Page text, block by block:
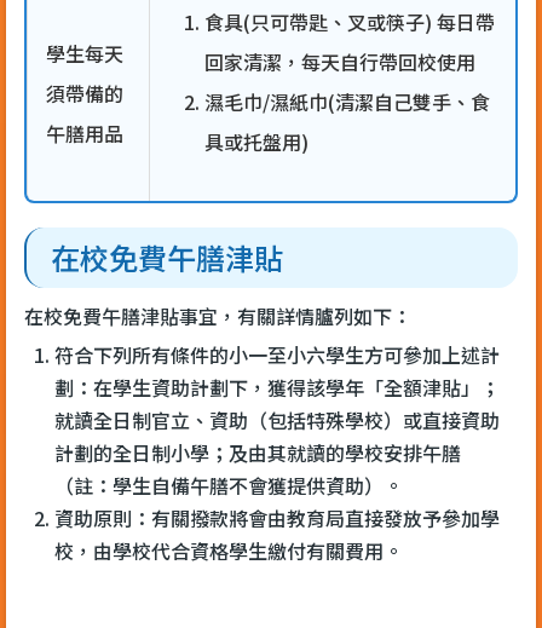
學生每天
須帶備的
午膳用品
食具(只可帶匙、叉或筷子) 每日帶
回家清潔，每天自行帶回校使用
濕毛巾/濕紙巾(清潔自己雙手、食
具或托盤用)
在校免費午膳津貼
在校免費午膳津貼事宜，有關詳情臚列如下：
符合下列所有條件的小一至小六學生方可參加上述計
劃：在學生資助計劃下，獲得該學年「全額津貼」；
就讀全日制官立、資助（包括特殊學校）或直接資助
計劃的全日制小學；及由其就讀的學校安排午膳
（註：學生自備午膳不會獲提供資助）。
資助原則：有關撥款將會由教育局直接發放予參加學
校，由學校代合資格學生繳付有關費用。